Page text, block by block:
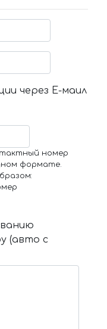
через Е-маил
номер
формате.
(авто с